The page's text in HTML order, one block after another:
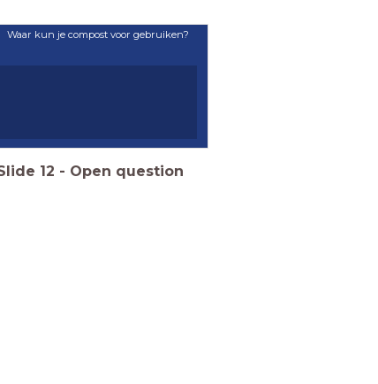
Waar kun je compost voor gebruiken?
12 - Open question